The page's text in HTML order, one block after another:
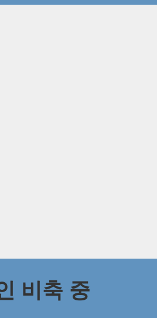
비축 중